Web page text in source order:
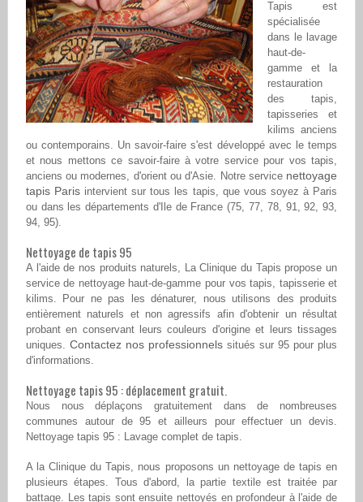
Tapis est
spécialisée
dans le lavage
haut-de-
gamme et la
restauration
des tapis,
tapisseries et
kilims anciens
ou contemporains. Un savoir-faire s'est développé avec le temps
et nous mettons ce savoir-faire à votre service pour vos tapis,
anciens ou modernes, d'orient ou d'Asie. Notre service nettoyage
tapis Paris intervient sur tous les tapis, que vous soyez à Paris
ou dans les départements d'Ile de France (75, 77, 78, 91, 92, 93,
94, 95).
Nettoyage de tapis 95
A l'aide de nos produits naturels, La Clinique du Tapis propose un
service de nettoyage haut-de-gamme pour vos tapis, tapisserie et
kilims. Pour ne pas les dénaturer, nous utilisons des produits
entièrement naturels et non agressifs afin d'obtenir un résultat
probant en conservant leurs couleurs d'origine et leurs tissages
uniques. Contactez nos professionnels situés sur 95 pour plus
d'informations.
Nettoyage tapis 95 : déplacement gratuit.
Nous nous déplaçons gratuitement dans de nombreuses
communes autour de 95 et ailleurs pour effectuer un devis.
Nettoyage tapis 95 : Lavage complet de tapis.
A la Clinique du Tapis, nous proposons un nettoyage de tapis en
plusieurs étapes. Tous d'abord, la partie textile est traitée par
battage. Les tapis sont ensuite nettoyés en profondeur à l'aide de